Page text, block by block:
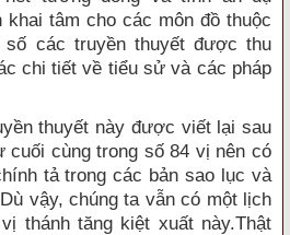
khai tâm cho các môn đồ thuộc
số các truyền thuyết được thu
chi tiết về tiểu sử và các pháp
thuyết này được viết lại sau
cuối cùng trong số 84 vị nên có
tả trong các bản sao lục và
vậy, chúng ta vẫn có một lịch
thánh tăng kiệt xuất này.Thật